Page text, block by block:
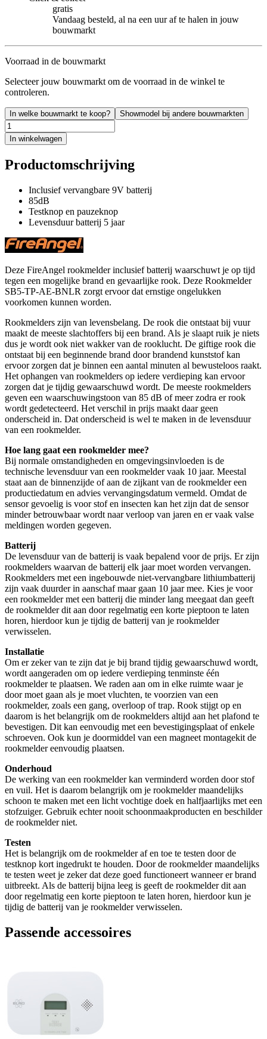
gratis
Vandaag besteld, al na een uur af te halen in jouw
bouwmarkt
Voorraad in de bouwmarkt
Selecteer jouw bouwmarkt om de voorraad in de winkel te
controleren.
In welke bouwmarkt te koop? Showmodel bij andere bouwmarkten
In winkelwagen
Productomschrijving
Inclusief vervangbare 9V batterij
85dB
Testknop en pauzeknop
Levensduur batterij 5 jaar
Deze FireAngel rookmelder inclusief batterij waarschuwt je op tijd
tegen een mogelijke brand en gevaarlijke rook. Deze Rookmelder
SB5-TP-AE-BNLR zorgt ervoor dat ernstige ongelukken
voorkomen kunnen worden.
Rookmelders zijn van levensbelang. De rook die ontstaat bij vuur
maakt de meeste slachtoffers bij een brand. Als je slaapt ruik je niets
dus je wordt ook niet wakker van de rooklucht. De giftige rook die
ontstaat bij een beginnende brand door brandend kunststof kan
ervoor zorgen dat je binnen een aantal minuten al bewusteloos raakt.
Het ophangen van rookmelders op iedere verdieping kan ervoor
zorgen dat je tijdig gewaarschuwd wordt. De meeste rookmelders
geven een waarschuwingstoon van 85 dB of meer zodra er rook
wordt gedetecteerd. Het verschil in prijs maakt daar geen
onderscheid in. Dat onderscheid is wel te maken in de levensduur
van een rookmelder.
Hoe lang gaat een rookmelder mee?
Bij normale omstandigheden en omgevingsinvloeden is de
technische levensduur van een rookmelder vaak 10 jaar. Meestal
staat aan de binnenzijde of aan de zijkant van de rookmelder een
productiedatum en advies vervangingsdatum vermeld. Omdat de
sensor gevoelig is voor stof en insecten kan het zijn dat de sensor
minder betrouwbaar wordt naar verloop van jaren en er vaak valse
meldingen worden gegeven.
Batterij
De levensduur van de batterij is vaak bepalend voor de prijs. Er zijn
rookmelders waarvan de batterij elk jaar moet worden vervangen.
Rookmelders met een ingebouwde niet-vervangbare lithiumbatterij
zijn vaak duurder in aanschaf maar gaan 10 jaar mee. Kies je voor
een rookmelder met een batterij die minder lang meegaat dan geeft
de rookmelder dit aan door regelmatig een korte pieptoon te laten
horen, hierdoor kun je tijdig de batterij van je rookmelder
verwisselen.
Installatie
Om er zeker van te zijn dat je bij brand tijdig gewaarschuwd wordt,
wordt aangeraden om op iedere verdieping tenminste één
rookmelder te plaatsen. We raden aan om in elke ruimte waar je
door moet gaan als je moet vluchten, te voorzien van een
rookmelder, zoals een gang, overloop of trap. Rook stijgt op en
daarom is het belangrijk om de rookmelders altijd aan het plafond te
bevestigen. Dit kan eenvoudig met een bevestigingsplaat of enkele
schroeven. Ook kun je doormiddel van een magneet montagekit de
rookmelder eenvoudig plaatsen.
Onderhoud
De werking van een rookmelder kan verminderd worden door stof
en vuil. Het is daarom belangrijk om je rookmelder maandelijks
schoon te maken met een licht vochtige doek en halfjaarlijks met een
stofzuiger. Gebruik echter nooit schoonmaakproducten en beschilder
de rookmelder niet.
Testen
Het is belangrijk om de rookmelder af en toe te testen door de
testknop kort ingedrukt te houden. Door de rookmelder maandelijks
te testen weet je zeker dat deze goed functioneert wanneer er brand
uitbreekt. Als de batterij bijna leeg is geeft de rookmelder dit aan
door regelmatig een korte pieptoon te laten horen, hierdoor kun je
tijdig de batterij van je rookmelder verwisselen.
Passende accessoires